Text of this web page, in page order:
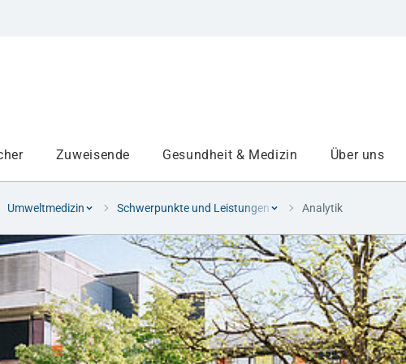
Zuweisende Gesundheit & Medizin Über uns
Umweltmedizin Schwerpunkte und Leistungen Analytik
Institute
Medizinbereiche
Projekte am UKA
Studium und Lehre